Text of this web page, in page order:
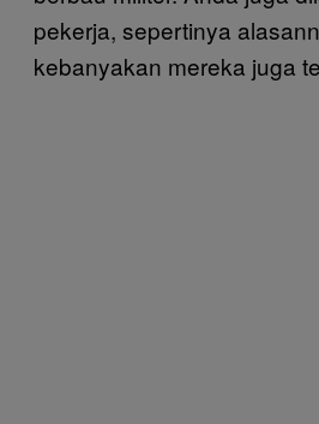
pekerja, sepertinya
kebanyakan mereka juga